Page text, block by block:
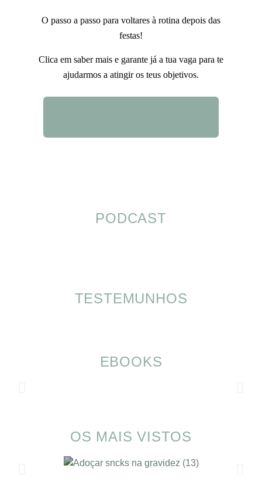
O passo a passo para voltares à rotina depois das
festas!
Clica em saber mais e garante já a tua vaga para te
ajudarmos a atingir os teus objetivos.
PODCAST
TESTEMUNHOS
EBOOKS
OS MAIS VISTOS